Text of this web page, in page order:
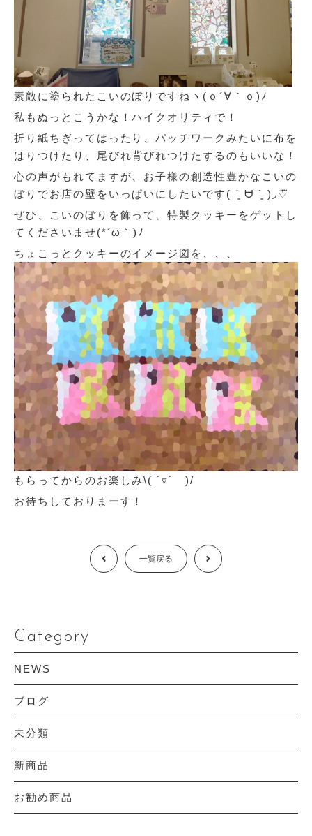
素敵に塗られたこいのぼりですねヽ(ｏ´∀｀ｏ)ﾉ
私もぬっとこうかな！ハイクオリティで！
折り紙ちぎってはったり、パッチワークみたいに布を
はりつけたり、尾びれ背びれつけたするのもいいな！
心の声がもれてますが、お子様の創造性豊かなこいの
ぼりでお店の壁をいっぱいにしたいです( ´͈ ᗨ `͈ )◞♡⃛
ぜひ、こいのぼりを飾って、特製クッキーをゲットし
てくださいませ(*´ω｀)ﾉ
ちょこっとクッキーのイメージ図を、、、
もらってからのお楽しみ\( ˙▿˙ )/
お待ちしておりまーす！
Prev 一覧戻る Next
Category
NEWS
ブログ
未分類
新商品
お勧め商品